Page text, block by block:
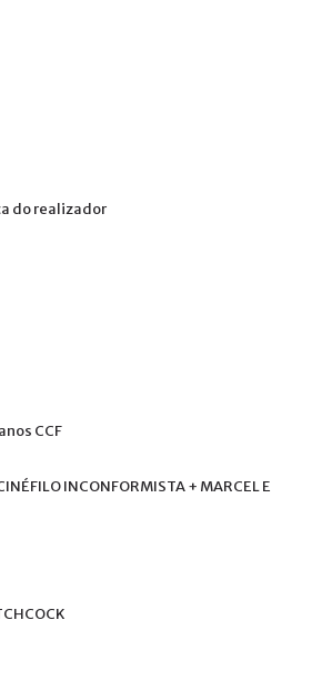
dorealizador
anos CCF
INCONFORMISTA+ MARCELE